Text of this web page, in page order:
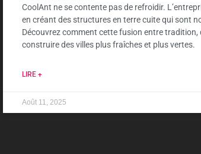
CoolAnt ne se contente pas de refroidir.
en créant des structures en terre cuite qui sont
Découvrez comment cette fusion entre
construire des villes plus fraîches et plus vertes.
LIRE +
Août 11, 2025